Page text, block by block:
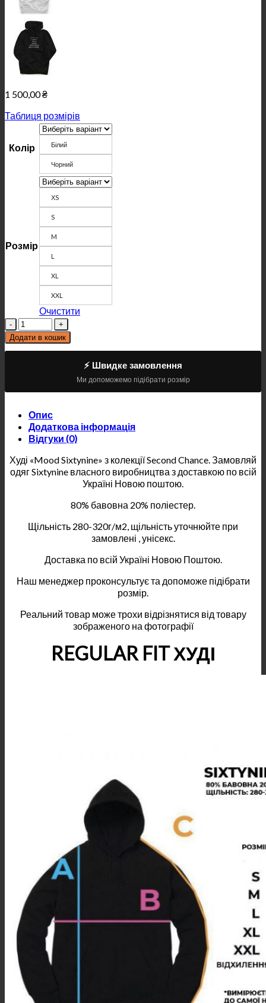
1 500,00₴
Таблиця розмірів
Колір Білий
Чорний
Розмір
ХS
S
M
L
XL
XXL
Очистити
Кількість
Додати в кошик
⚡ Швидке замовлення
Ми допоможемо підібрати розмір
Опис
Додаткова інформація
Відгуки (0)
Худі «Mood Sixtynine» з колекції Second Chance. Замовляй
одяг Sixtynine власного виробництва з доставкою по всій
Україні Новою поштою.
80% бавовна 20% поліестер.
Щільність 280-320г/м2, щільність уточнюйте при
замовлені , унісекс.
Доставка по всій Україні Новою Поштою.
Наш менеджер проконсультує та допоможе підібрати
розмір.
Реальний товар може трохи відрізнятися від товару
зображеного на фотографії
REGULAR FIT ХУДІ